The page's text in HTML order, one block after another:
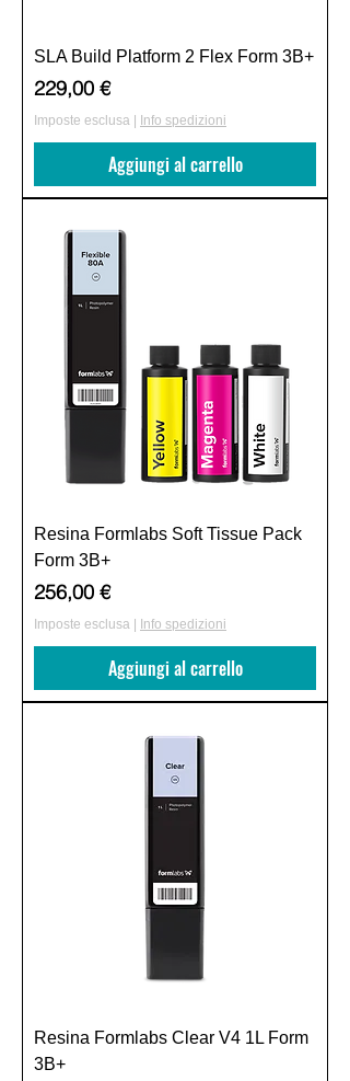
SLA Build Platform 2 Flex Form 3B+
Prezzo
229,00 €
Imposte esclusa Info spedizioni
Aggiungi al carrello
Resina Formlabs Soft Tissue Pack
Form 3B+
Prezzo
256,00 €
Imposte esclusa Info spedizioni
Aggiungi al carrello
Resina Formlabs Clear V4 1L Form
3B+